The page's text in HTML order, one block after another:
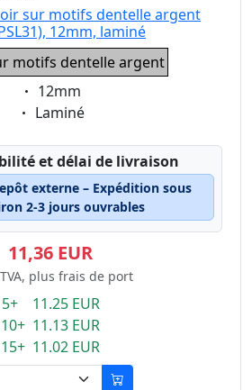
sur motifs dentelle argent
12mm, laminé
motifs dentelle argent
Eigenschaft:
12mm
Eigenschaft:
Laminé
et délai de livraison
externe – Expédition sous
2-3 jours ouvrables
11,36 EUR
plus frais de port
5+ 11.25 EUR
10+ 11.13 EUR
15+ 11.02 EUR